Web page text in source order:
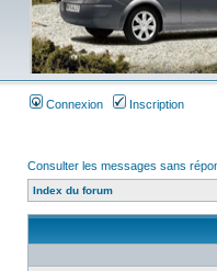
Connexion Inscription
Consulter les messages sans
Index du forum